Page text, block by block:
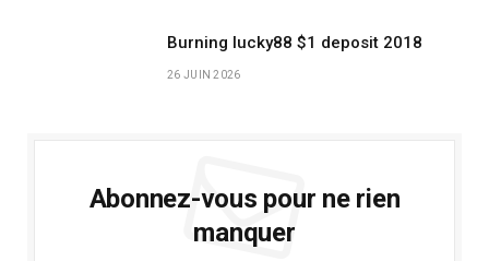
Burning lucky88 $1 deposit 2018
26 JUIN 2026
Abonnez-vous pour ne rien
manquer